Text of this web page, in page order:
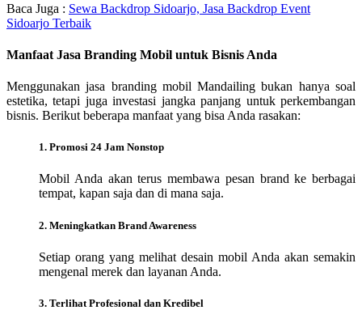
Baca Juga : Sewa Backdrop Sidoarjo, Jasa Backdrop Event
Sidoarjo Terbaik
Manfaat Jasa Branding Mobil untuk Bisnis Anda
Menggunakan jasa branding mobil Mandailing bukan hanya soal
estetika, tetapi juga investasi jangka panjang untuk perkembangan
bisnis. Berikut beberapa manfaat yang bisa Anda rasakan:
1. Promosi 24 Jam Nonstop
Mobil Anda akan terus membawa pesan brand ke berbagai
tempat, kapan saja dan di mana saja.
2. Meningkatkan Brand Awareness
Setiap orang yang melihat desain mobil Anda akan semakin
mengenal merek dan layanan Anda.
3. Terlihat Profesional dan Kredibel